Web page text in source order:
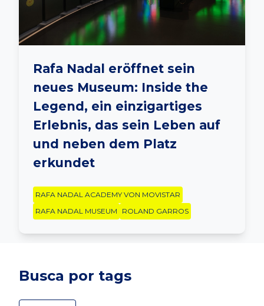
Rafa Nadal eröffnet sein
neues Museum: Inside the
Legend, ein einzigartiges
Erlebnis, das sein Leben auf
und neben dem Platz
erkundet
RAFA NADAL ACADEMY VON MOVISTAR
RAFA NADAL MUSEUM
ROLAND GARROS
Busca por tags